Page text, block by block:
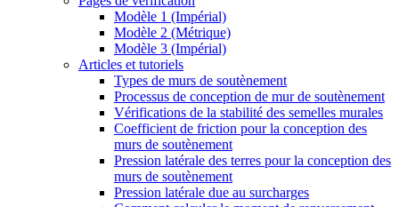
Modèle 1 (Impérial)
Modèle 2 (Métrique)
Modèle 3 (Impérial)
Articles et tutoriels
Types de murs de soutènement
Processus de conception de mur de soutènement
Vérifications de la stabilité des semelles murales
Coefficient de friction pour la conception des
murs de soutènement
Pression latérale des terres pour la conception des
murs de soutènement
Pression latérale due au surcharges